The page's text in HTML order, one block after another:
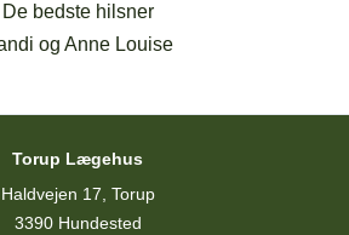
De bedste hilsner
og Anne Louise
Torup Lægehus
Haldvejen 17, Torup
3390 Hundested